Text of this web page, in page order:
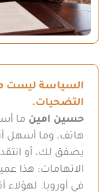
السياسة ليست
التضحيات.
حسين امين ما
هاتف، وما أسهل
يصفق لك، أو
الاتهامات: هذا
في أوروبا.